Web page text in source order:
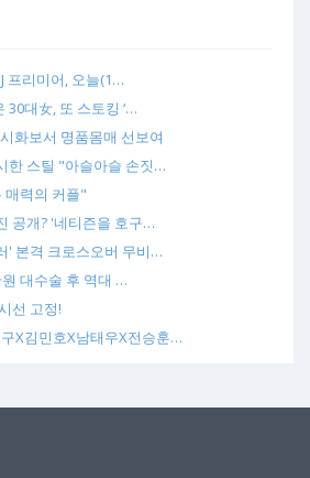
프리미어, 오늘(1…
30대女, 또 스토킹 ‘…
화보서 명품몸매 선보여
한 스틸 "아슬아슬 손짓…
매력의 커플"
공개? '네티즌을 호구…
' 본격 크로스오버 무비…
대수술 후 역대 …
선 고정!
구X김민호X남태우X전승훈…